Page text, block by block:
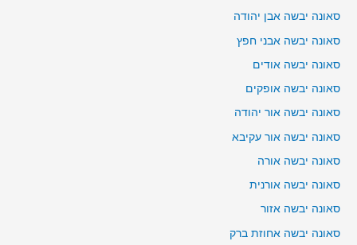
סאונה יבשה אבן יהודה
סאונה יבשה אבני חפץ
סאונה יבשה אודים
סאונה יבשה אופקים
סאונה יבשה אור יהודה
סאונה יבשה אור עקיבא
סאונה יבשה אורה
סאונה יבשה אורנית
סאונה יבשה אזור
סאונה יבשה אחוזת ברק